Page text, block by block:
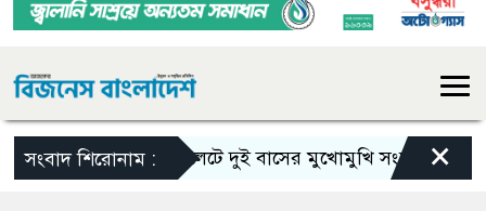
সংবাদ শিরোনাম :সিলেটে দুই বাসের মুখোমুখি সংঘর্ষে নিহত বেড়ে
×